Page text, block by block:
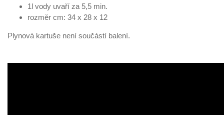
1l vody uvaří za 5,5 min.
rozměr cm: 34 x 28 x 12
Plynová kartuše není součástí balení.